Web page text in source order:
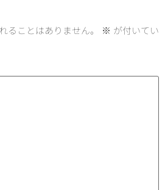
ることはありません。 ※ が付いてい